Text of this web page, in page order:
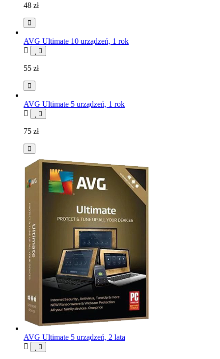
48 zł
AVG Ultimate 10 urządzeń, 1 rok
55 zł
AVG Ultimate 5 urządzeń, 1 rok
75 zł
AVG Ultimate 5 urządzeń, 2 lata